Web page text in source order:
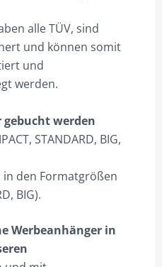
alle TÜV, sind
und können somit
und
werden.
gebucht werden
STANDARD, BIG,
in den Formatgrößen
BIG).
Werbeanhänger in